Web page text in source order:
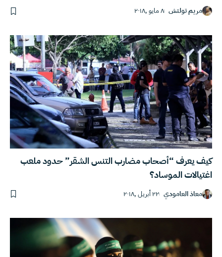
مريم تولتش ٨ مايو ,٢٠١٨
كيف يعرف “أصحاب مضارب التنس الشقر” حدود ملعب
اغتيالات الموساد؟
معاذ العامودي ٢٢ أبريل ,٢٠١٨